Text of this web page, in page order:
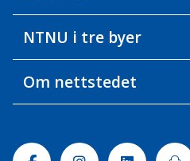
NTNU i tre byer
Om nettstedet